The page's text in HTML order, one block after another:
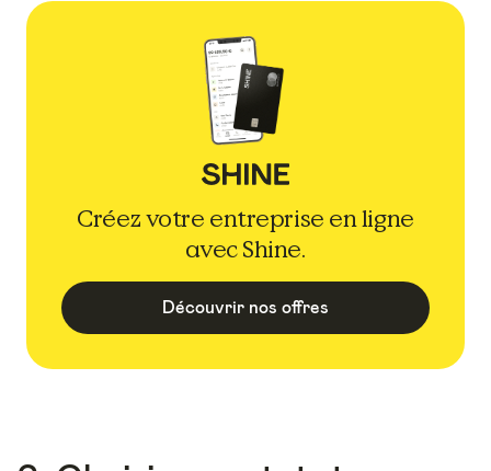
Créez votre entreprise en ligne
avec Shine.
Découvrir nos offres